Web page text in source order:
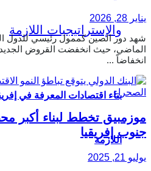
بناء اقتصادات المعرفة في
اللازمة
يناير 28, 2026
شهد دور الصين كممول رئيسي للدول
الماضي، حيث انخفضت القروض
انخفاضاً ...
موزمبيق تخطط لبناء أكبر
جنوب إفريقيا
يوليو 21, 2025